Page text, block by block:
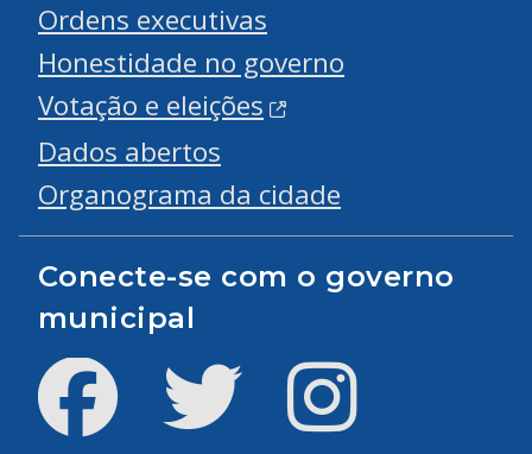
Ordens executivas
Honestidade no governo
Votação e eleições
Dados abertos
Organograma da cidade
Conecte-se com o governo
municipal
Facebook Twitter